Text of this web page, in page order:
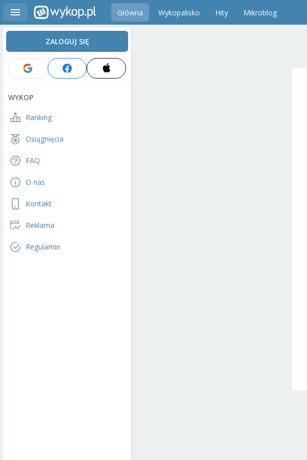
Główna Wykopalisko Hity Mikroblog
ZALOGUJ SIĘ
WYKOP
Ranking
Osiągnięcia
FAQ
O nas
Kontakt
Reklama
Regulamin